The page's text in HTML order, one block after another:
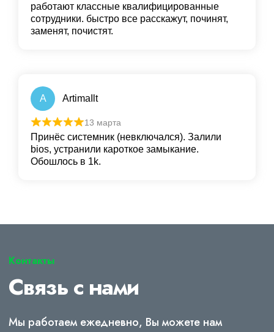
работают классные квалифицированные
сотрудники. быстро все расскажут, починят,
заменят, почистят.
A ArtimaIlt
13 марта
Принёс системник (невключался). Залили
bios, устранили кароткое замыкание.
Обошлось в 1k.
Контакты
Связь с нами
Мы работаем ежедневно, Вы можете нам